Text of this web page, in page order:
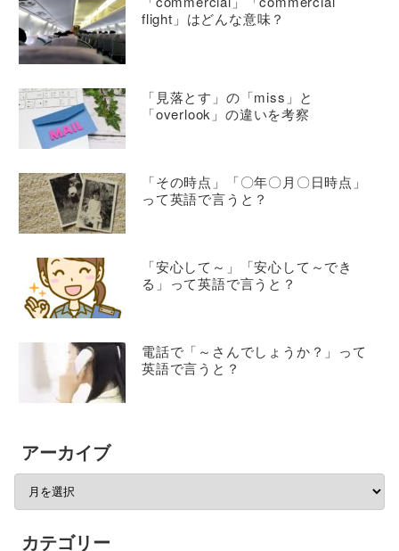
flight」はどんな意味？
「見落とす」の「miss」と
「overlook」の違いを考察
「その時点」「〇年〇月〇日時点」
って英語で言うと？
「安心して～」「安心して～でき
る」って英語で言うと？
電話で「～さんでしょうか？」って
英語で言うと？
アーカイブ
カテゴリー